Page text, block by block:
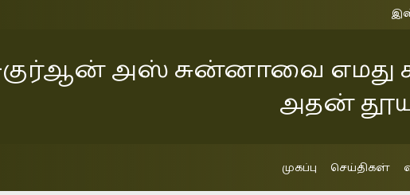
அஸ் சுன்னாவை எமது
அதன் தூய
முகப்பு செய்திகள்